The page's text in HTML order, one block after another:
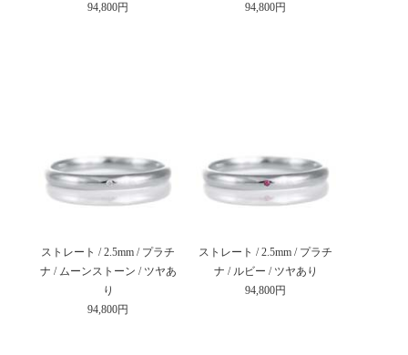
94,800円
94,800円
ストレート / 2.5mm / プラチ
ナ / ムーンストーン / ツヤあ
り
94,800円
ストレート / 2.5mm / プラチ
ナ / ルビー / ツヤあり
94,800円